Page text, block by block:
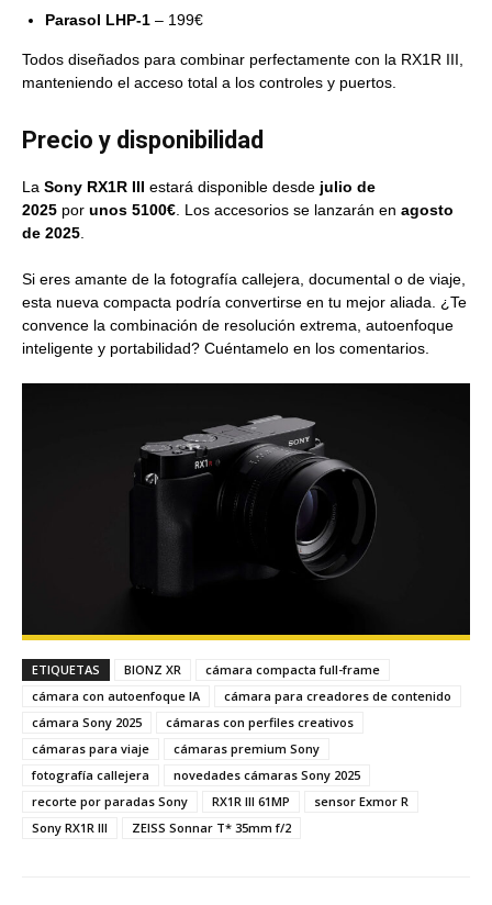
Parasol LHP-1 – 199€
Todos diseñados para combinar perfectamente con la RX1R III,
manteniendo el acceso total a los controles y puertos.
Precio y disponibilidad
La Sony RX1R III estará disponible desde julio de
2025 por unos 5100€ . Los accesorios se lanzarán en agosto
de 2025
Si eres amante de la fotografía callejera, documental o de viaje,
esta nueva compacta podría convertirse en tu mejor aliada. ¿Te
convence la combinación de resolución extrema, autoenfoque
inteligente y portabilidad? Cuéntamelo en los comentarios.
ETIQUETAS BIONZ XR
cámara compacta full-frame
cámara con autoenfoque IA
cámara para creadores de contenido
cámara Sony 2025
cámaras con perfiles creativos
cámaras para viaje
cámaras premium Sony
fotografía callejera
novedades cámaras Sony 2025
recorte por paradas Sony
RX1R III 61MP
sensor Exmor R
Sony RX1R III
ZEISS Sonnar T* 35mm f/2